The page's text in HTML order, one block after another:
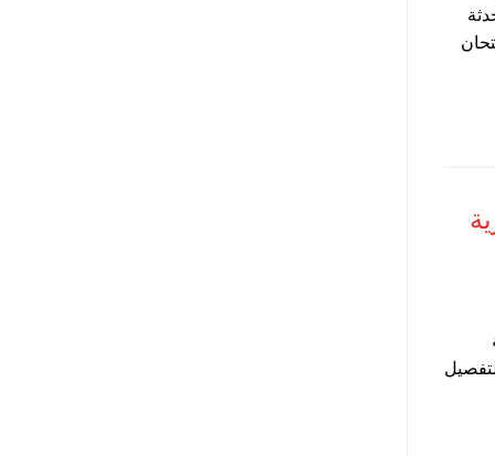
للصف الثالث الثانوي 2025 محدثة